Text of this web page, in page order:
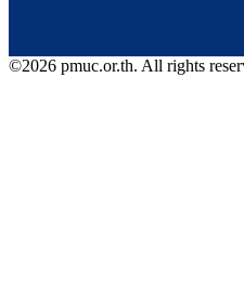
©2026 pmuc.or.th. All rights